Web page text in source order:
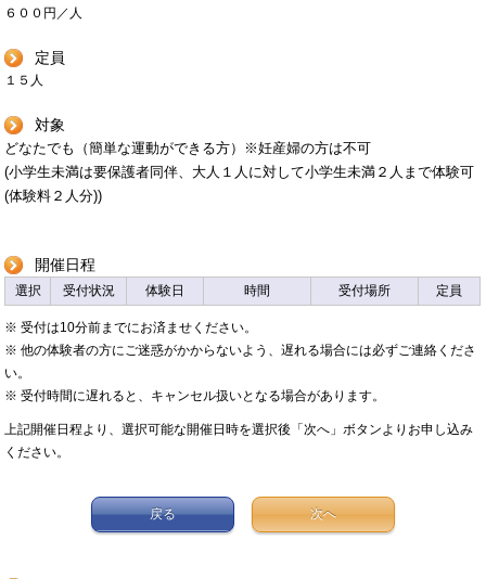
６００円／人
定員
１５人
対象
どなたでも（簡単な運動ができる方）※妊産婦の方は不可
(小学生未満は要保護者同伴、大人１人に対して小学生未満２人まで体験可
(体験料２人分))
開催日程
選択 受付状況 体験日 時間 受付場所 定員
※ 受付は10分前までにお済ませください。
※ 他の体験者の方にご迷惑がかからないよう、遅れる場合には必ずご連絡くださ
い。
※ 受付時間に遅れると、キャンセル扱いとなる場合があります。
上記開催日程より、選択可能な開催日時を選択後「次へ」ボタンよりお申し込み
ください。
戻る 次へ